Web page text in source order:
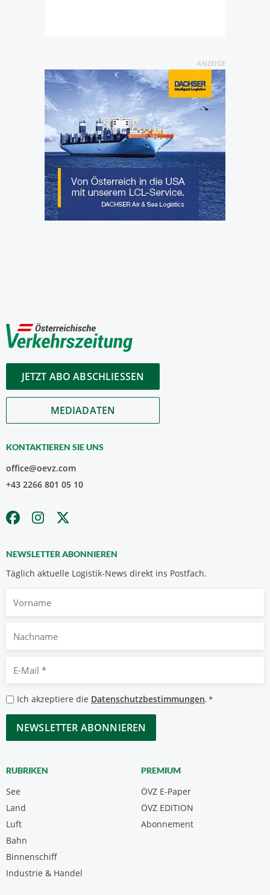
ANZEIGE
JETZT ABO ABSCHLIESSEN
MEDIADATEN
KONTAKTIEREN SIE UNS
office@oevz.com
+43 2266 801 05 10
NEWSLETTER ABONNIEREN
Täglich aktuelle Logistik-News direkt ins Postfach.
Nachname
Mail
*
Datenschutzbestimmungen
*
Ich akzeptiere die Datenschutzbestimmungen.*
CAPTCHA
RUBRIKEN
See
Land
Luft
Bahn
Binnenschiff
Industrie & Handel
PREMIUM
ÖVZ E-Paper
Abonnement
ÖVZ EDITION